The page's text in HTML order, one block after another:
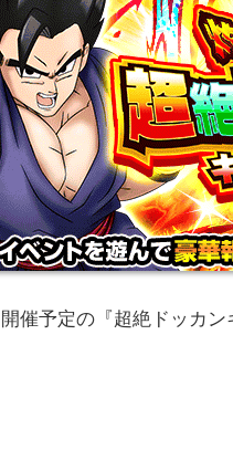
催予定の『超絶ドッカ